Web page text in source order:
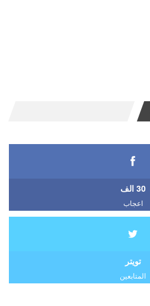
30 الف
اعجاب
تويتر
المتابعين